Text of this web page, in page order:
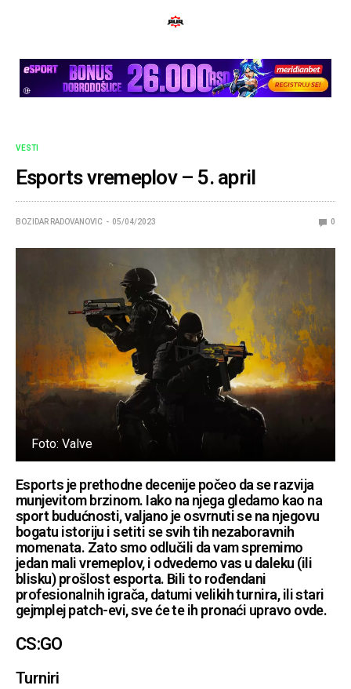
VESTI
Esports vremeplov – 5. april
BOZIDAR RADOVANOVIC 05/04/2023 0
Foto: Valve
Esports je prethodne decenije počeo da se razvija
munjevitom brzinom. Iako na njega gledamo kao na
sport budućnosti, valjano je osvrnuti se na njegovu
bogatu istoriju i setiti se svih tih nezaboravnih
momenata. Zato smo odlučili da vam spremimo
jedan mali vremeplov, i odvedemo vas u daleku (ili
blisku) prošlost esporta. Bili to rođendani
profesionalnih igrača, datumi velikih turnira, ili stari
gejmplej patch-evi, sve će te ih pronaći upravo ovde.
CS:GO
Turniri